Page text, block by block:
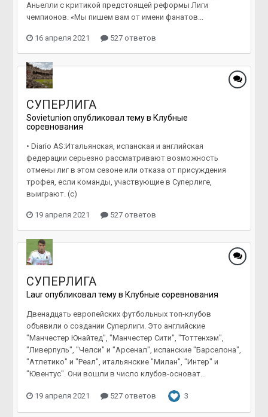
Аньелли с критикой предстоящей реформы Лиги
чемпионов. «Мы пишем вам от имени фанатов...
16 апреля 2021 527 ответов
СУПЕРЛИГА
Sovietunion опубликовал тему в Клубные
соревнования
• Diario AS:Итальянская, испанская и английская
федерации серьезно рассматривают возможность
отмены лиг в этом сезоне или отказа от присуждения
трофея, если команды, участвующие в Суперлиге,
выиграют. (c)
19 апреля 2021 527 ответов
СУПЕРЛИГА
Laurопубликовал тему в Клубные соревнования
Двенадцать европейских футбольных топ-клубов
объявили о создании Суперлиги. Это английские
"Манчестер Юнайтед", "Манчестер Сити", "Тоттенхэм",
"Ливерпуль", "Челси" и "Арсенал", испанские "Барселона",
"Атлетико" и "Реал", итальянские "Милан", "Интер" и
"Ювентус". Они вошли в число клубов-основат...
19 апреля 2021 527 ответов 3